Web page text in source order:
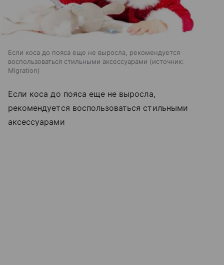
Если коса до пояса еще не выросла, рекомендуется
воспользоваться стильными аксессуарами
источник:
Migration
Если коса до пояса еще не выросла,
рекомендуется воспользоваться стильными
аксессуарами